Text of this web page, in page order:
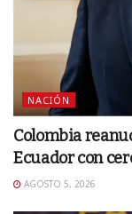
NACIÓN
Colombia
Ecuador con
AGOSTO 5, 2026